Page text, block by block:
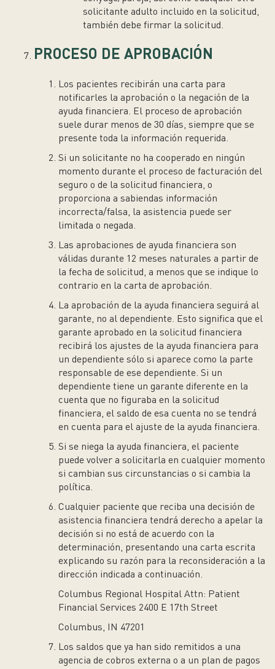
solicitante adulto incluido en la solicitud,
también debe firmar la solicitud.
PROCESO DE APROBACIÓN
Los pacientes recibirán una carta para
notificarles la aprobación o la negación de la
ayuda financiera. El proceso de aprobación
suele durar menos de 30 días, siempre que se
presente toda la información requerida.
Si un solicitante no ha cooperado en ningún
momento durante el proceso de facturación del
seguro o de la solicitud financiera, o
proporciona a sabiendas información
incorrecta/falsa, la asistencia puede ser
limitada o negada.
Las aprobaciones de ayuda financiera son
válidas durante 12 meses naturales a partir de
la fecha de solicitud, a menos que se indique lo
contrario en la carta de aprobación.
La aprobación de la ayuda financiera seguirá al
garante, no al dependiente. Esto significa que el
garante aprobado en la solicitud financiera
recibirá los ajustes de la ayuda financiera para
un dependiente sólo si aparece como la parte
responsable de ese dependiente. Si un
dependiente tiene un garante diferente en la
cuenta que no figuraba en la solicitud
financiera, el saldo de esa cuenta no se tendrá
en cuenta para el ajuste de la ayuda financiera.
Si se niega la ayuda financiera, el paciente
puede volver a solicitarla en cualquier momento
si cambian sus circunstancias o si cambia la
política.
Cualquier paciente que reciba una decisión de
asistencia financiera tendrá derecho a apelar la
decisión si no está de acuerdo con la
determinación, presentando una carta escrita
explicando su razón para la reconsideración a la
dirección indicada a continuación.
Columbus Regional Hospital Attn: Patient
Financial Services 2400 E 17th Street
Columbus, IN 47201
Los saldos que ya han sido remitidos a una
agencia de cobros externa o a un plan de pagos